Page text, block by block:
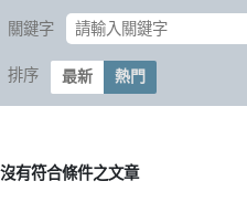
關鍵字
排序 最新 熱門
沒有符合條件之文章